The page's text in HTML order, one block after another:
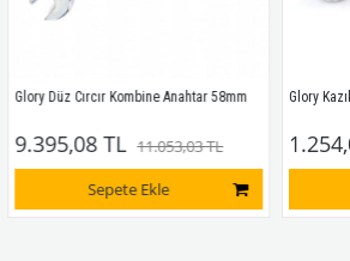
Glory Düz Cırcır Kombine Anahtar 58mm
9.395,08 TL
11.053,03 TL
Sepete Ekle